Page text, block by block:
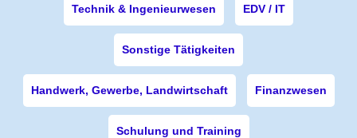
Technik & Ingenieurwesen EDV / IT
Sonstige Tätigkeiten
Handwerk, Gewerbe, Landwirtschaft Finanzwesen
Schulung und Training